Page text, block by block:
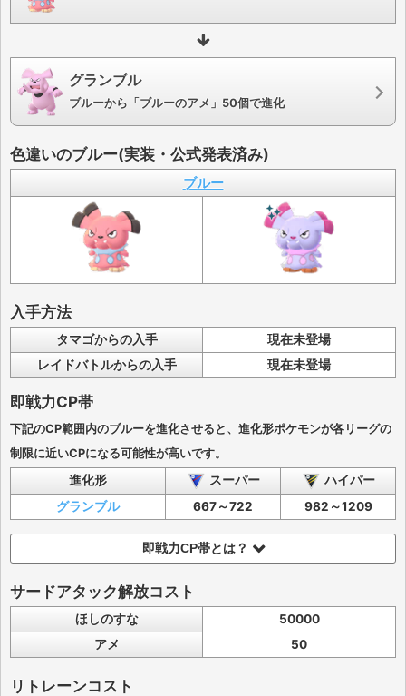
グランブル
ブルーから「ブルーのアメ」50個で進化
色違いのブルー(実装・公式発表済み)
ブルー
入手方法
タマゴからの入手
現在未登場
レイドバトルからの入手
現在未登場
即戦力CP帯
下記のCP範囲内のブルーを進化させると、進化形ポケモンが各リーグの
制限に近いCPになる可能性が高いです。
進化形 スーパー
ハイパー
グランブル
667～722 982～1209
即戦力CP帯とは？
サードアタック解放コスト
ほしのすな
50000
アメ
50
リトレーンコスト